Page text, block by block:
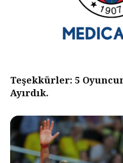
Teşekkürler: 5
Ayırdık.